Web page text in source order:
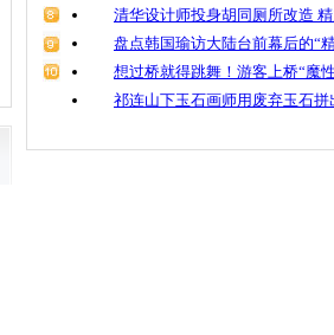
清华设计师投身胡同厕所改造
盘点韩国瑜访大陆台前幕后的“
想过桥就得跳舞！游客上桥“魔
祁连山下玉石画师用废弃玉石拼